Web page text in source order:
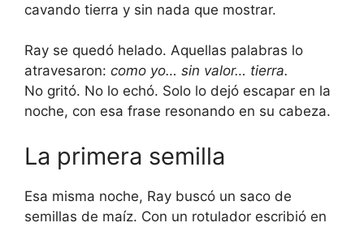
cavando tierra y sin nada que mostrar.
Ray se quedó helado. Aquellas palabras lo
atravesaron: como yo… sin valor… tierra.
No gritó. No lo echó. Solo lo dejó escapar en la
noche, con esa frase resonando en su cabeza.
La primera semilla
Esa misma noche, Ray buscó un saco de
semillas de maíz. Con un rotulador escribió en